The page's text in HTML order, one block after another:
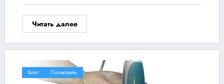
Читать далее
Блог Посмотреть